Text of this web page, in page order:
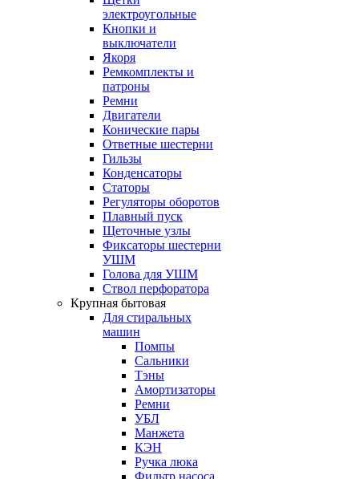
электроугольные
Кнопки и
выключатели
Якоря
Ремкомплекты и
патроны
Ремни
Двигатели
Конические пары
Ответные шестерни
Гильзы
Конденсаторы
Статоры
Регуляторы оборотов
Плавный пуск
Щеточные узлы
Фиксаторы шестерни
УШМ
Голова для УШМ
Ствол перфоратора
Крупная бытовая
Для стиральных
машин
Помпы
Сальники
Тэны
Амортизаторы
Ремни
УБЛ
Манжета
КЭН
Ручка люка
Фильтр насоса